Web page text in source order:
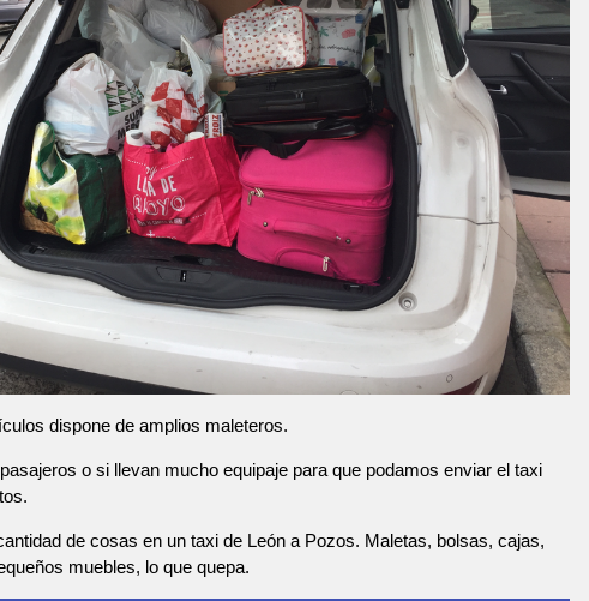
dispone de amplios maleteros.
o si llevan mucho equipaje para que podamos enviar el taxi
de cosas en un taxi de León a Pozos. Maletas, bolsas, cajas,
muebles, lo que quepa.